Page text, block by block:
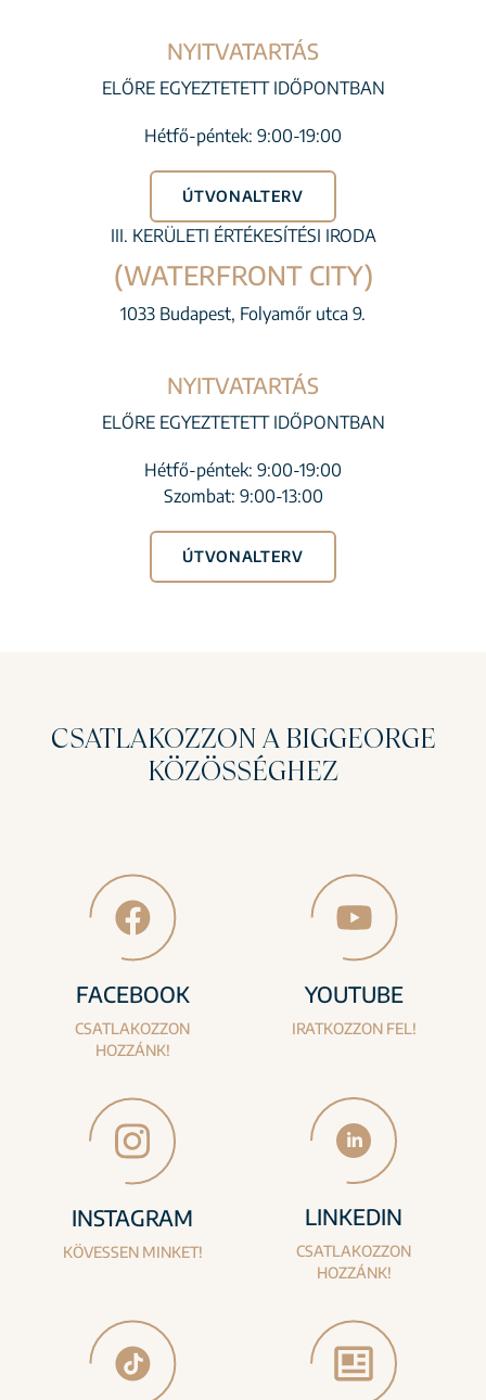
NYITVATARTÁS
ELŐRE EGYEZTETETT IDŐPONTBAN
Hétfő-péntek: 9:00-19:00
ÚTVONALTERV
III. KERÜLETI ÉRTÉKESÍTÉSI IRODA
(WATERFRONT CITY)
1033 Budapest, Folyamőr utca 9.
NYITVATARTÁS
ELŐRE EGYEZTETETT IDŐPONTBAN
Hétfő-péntek: 9:00-19:00
Szombat: 9:00-13:00
ÚTVONALTERV
CSATLAKOZZON A BIGGEORGE
KÖZÖSSÉGHEZ
FACEBOOK
CSATLAKOZZON
HOZZÁNK!
YOUTUBE
IRATKOZZON FEL!
INSTAGRAM
KÖVESSEN MINKET!
LINKEDIN
CSATLAKOZZON
HOZZÁNK!